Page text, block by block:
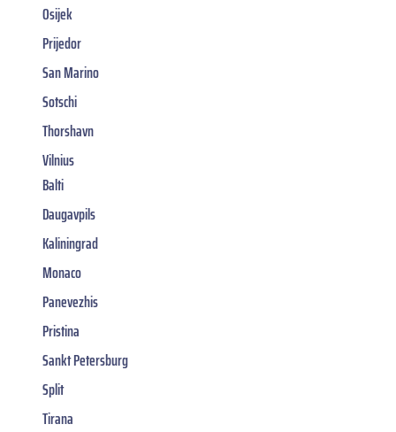
Osijek
Prijedor
San Marino
Sotschi
Thorshavn
Vilnius
Balti
Daugavpils
Kaliningrad
Monaco
Panevezhis
Pristina
Sankt Petersburg
Split
Tirana